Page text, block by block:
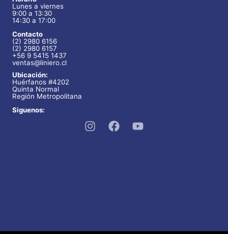
Lunes a viernes
9:00 a 13:30
14:30 a 17:00
Contacto
(2) 2980 6156
(2) 2980 6157
+56 9 5415 1437
ventas@liniero.cl
Ubicación:
Huérfanos #4202
Quinta Normal
Región Metropolitana
Siguenos: